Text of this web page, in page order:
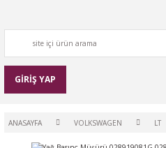
GİRİŞ YAP
ANASAYFA VOLKSWAGEN LT